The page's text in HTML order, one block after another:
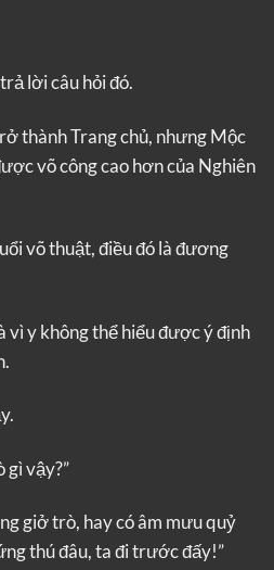
lời câu hỏi đó.
thành Trang chủ, nhưng Mộc
võ công cao hơn của Nghiên
võ thuật, điều đó là đương
vì y không thể hiểu được ý định
vậy?”
giở trò, hay có âm mưu quỷ
thú đâu, ta đi trước đấy!”